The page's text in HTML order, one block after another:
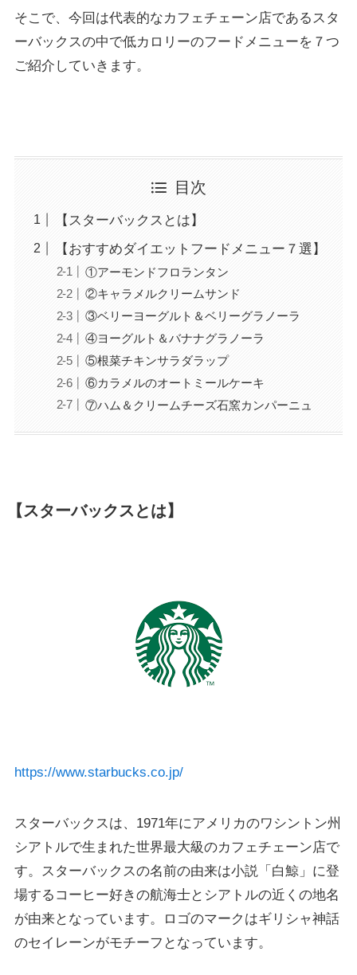
そこで、今回は代表的なカフェチェーン店であるスタ
ーバックスの中で低カロリーのフードメニューを７つ
ご紹介していきます。
目次
【スターバックスとは】
【おすすめダイエットフードメニュー７選】
①アーモンドフロランタン
②キャラメルクリームサンド
③ベリーヨーグルト＆ベリーグラノーラ
④ヨーグルト＆バナナグラノーラ
⑤根菜チキンサラダラップ
⑥カラメルのオートミールケーキ
⑦ハム＆クリームチーズ石窯カンパーニュ
【スターバックスとは】
https://www.starbucks.co.jp/
スターバックスは、1971年にアメリカのワシントン州
シアトルで生まれた世界最大級のカフェチェーン店で
す。スターバックスの名前の由来は小説「白鯨」に登
場するコーヒー好きの航海士とシアトルの近くの地名
が由来となっています。ロゴのマークはギリシャ神話
のセイレーンがモチーフとなっています。